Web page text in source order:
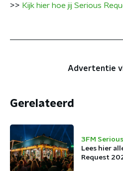
>> Kijk hier hoe jij Serious
Advertentie
Gerelateerd
3FM
Lees hier
Request